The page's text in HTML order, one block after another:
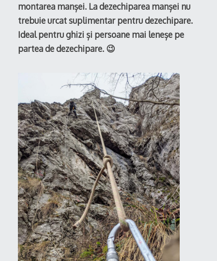
montarea manșei. La dezechiparea manșei nu
trebuie urcat suplimentar pentru dezechipare.
Ideal pentru ghizi și persoane mai leneșe pe
partea de dezechipare. 😉